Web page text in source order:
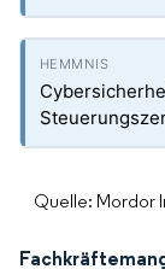
Quelle: Mordor